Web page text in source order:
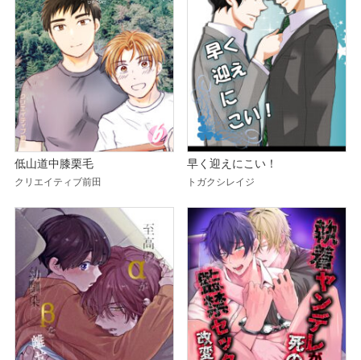
低山道中膝栗毛
クリエイティブ前田
早く迎えにこい！
トガクシレイジ